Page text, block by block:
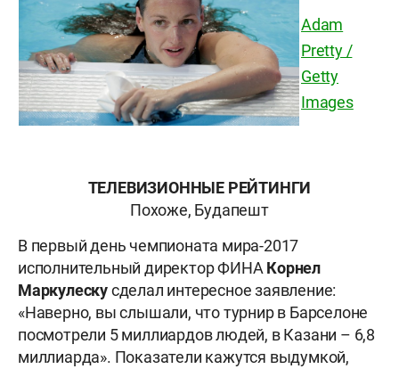
Adam
Pretty /
Getty
Images
ТЕЛЕВИЗИОННЫЕ РЕЙТИНГИ
Похоже, Будапешт
В первый день чемпионата мира-2017
исполнительный директор ФИНАКорнел
Маркулескусделал интересное заявление:
«Наверно, вы слышали, что турнир в Барселоне
посмотрели 5 миллиардов людей, в Казани – 6,8
миллиарда». Показатели кажутся выдумкой,